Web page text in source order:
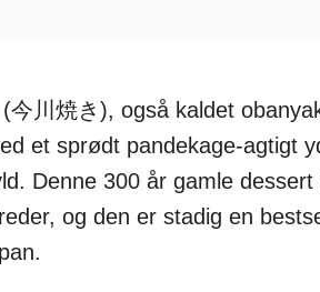
今川焼き), også kaldet
et sprødt pandekage-agtigt
Denne 300 år gamle
og den er stadig en